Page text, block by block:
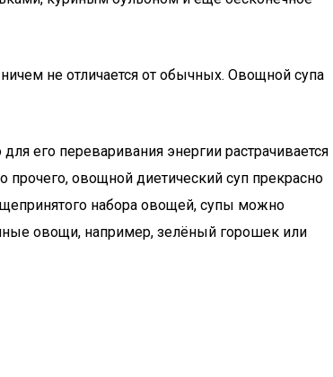
не отличается от обычных. Овощной супа
его переваривания энергии растрачивается
овощной диетический суп прекрасно
набора овощей, супы можно
овощи, например, зелёный горошек или